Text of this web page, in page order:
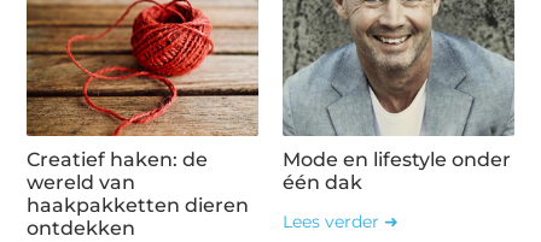
Creatief haken: de
wereld van
haakpakketten dieren
ontdekken
Mode en lifestyle onder
één dak
Lees verder ➜